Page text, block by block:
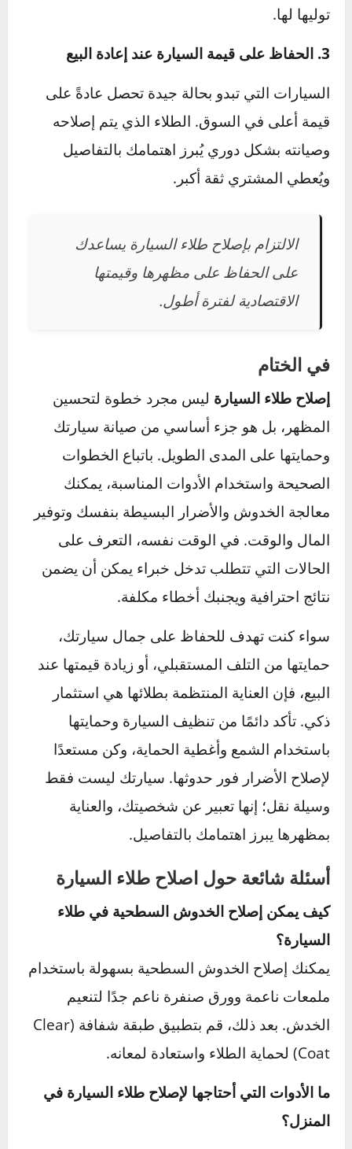
للمظهر، بل هو استثمار طويل الأجل في سيارتك.
عندما تُترك الخدوش العميقة دون إصلاح، يمكن أن
تصل الرطوبة والأوساخ إلى المعدن، مما يؤدي إلى
الصدأ والتآكل. معالجة الطلاء في الوقت المناسب
تحمي السيارة من التلف البُنيوي المكلف.
السيارة ذات الطلاء اللامع والخالي من العيوب
تُعطي انطباعًا أفضل. سواء كنت تقودها يوميًا أو
تعرضها للبيع، فإن الطلاء الجيد يعكس العناية التي
توليها لها.
السيارات التي تبدو بحالة جيدة تحصل عادةً على
قيمة أعلى في السوق. الطلاء الذي يتم إصلاحه
وصيانته بشكل دوري يُبرز اهتمامك بالتفاصيل
ويُعطي المشتري ثقة أكبر.
الالتزام بإصلاح طلاء السيارة يساعدك
على الحفاظ على مظهرها وقيمتها
الاقتصادية لفترة أطول.
في الختام
إصلاح طلاء السيارة
ليس مجرد خطوة لتحسين
المظهر، بل هو جزء أساسي من صيانة سيارتك
وحمايتها على المدى الطويل. باتباع الخطوات
معالجة الخدوش والأضرار البسيطة بنفسك وتوفير
المال والوقت. في الوقت نفسه، التعرف على
الحالات التي تتطلب تدخل خبراء يمكن أن يضمن
نتائج احترافية ويجنبك أخطاء مكلفة.
سواء كنت تهدف للحفاظ على جمال سيارتك،
حمايتها من التلف المستقبلي، أو زيادة قيمتها عند
البيع، فإن العناية المنتظمة بطلائها هي استثمار
ذكي. تأكد دائمًا من تنظيف السيارة وحمايتها
باستخدام الشمع وأغطية الحماية، وكن مستعدًا